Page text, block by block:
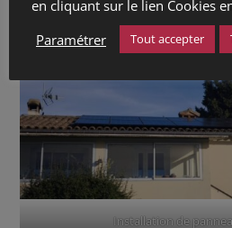
Installation de
en cliquant sur le lien Cookies
Paramétrer
Tout accepter